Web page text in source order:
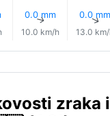
0.0 mm
↑
10.0 km/h
0.0 mm
↑
13.0
zraka